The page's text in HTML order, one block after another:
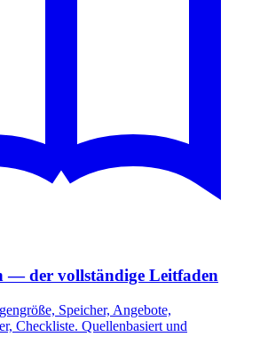
— der vollständige Leitfaden
Speicher, Angebote,
Checkliste. Quellenbasiert und